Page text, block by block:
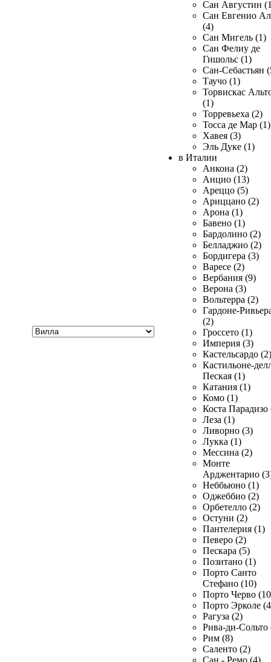
Сан Августин
Сан Евгенио
(4)
Сан Мигель (1)
Сан Фелиу де
Гишольс (1)
Сан-Себастьян
Таучо (1)
Торвискас
(1)
Торревьеха (2)
Тосса де Мар (1)
Хавея (3)
Эль Дуке (1)
в Италии
Анкона (2)
Анцио (13)
Ареццо (5)
Ариццано (2)
Арона (1)
Бавено (1)
Бардолино (2)
Белладжио (2)
Бордигера (3)
Варесе (2)
Вербания (9)
Верона (3)
Вольтерра (2)
Гардоне-
(2)
Гроссето (1)
Империя (3)
Кастельсардо (2)
Кастильоне-
Пеская (1)
Катания (1)
Комо (1)
Коста Парадизо
Леза (1)
Ливорно (3)
Лукка (1)
Мессина (2)
Монте
Арджентарио
Неббьюно (1)
Оджеббио (2)
Орбетелло (2)
Остуни (2)
Пантелерия (1)
Певеро (2)
Пескара (5)
Позитано (1)
Порто Санто
Стефано (10)
Порто Черво
Порто Эрколе
Рагуза (2)
Рива-ди-Сольто
Рим (8)
Саленто (2)
Сан - Ремо (4)